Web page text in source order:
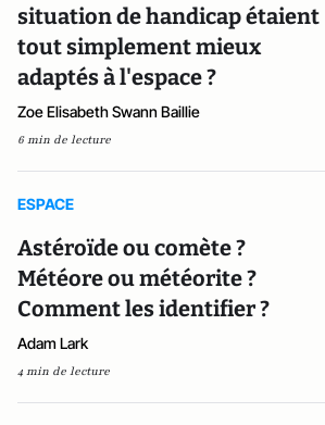
situation de handicap étaient
tout simplement mieux
adaptés à l'espace ?
Zoe Elisabeth Swann Baillie
6 min de lecture
ESPACE
Astéroïde ou comète ?
Météore ou météorite ?
Comment les identifier ?
Adam Lark
4 min de lecture